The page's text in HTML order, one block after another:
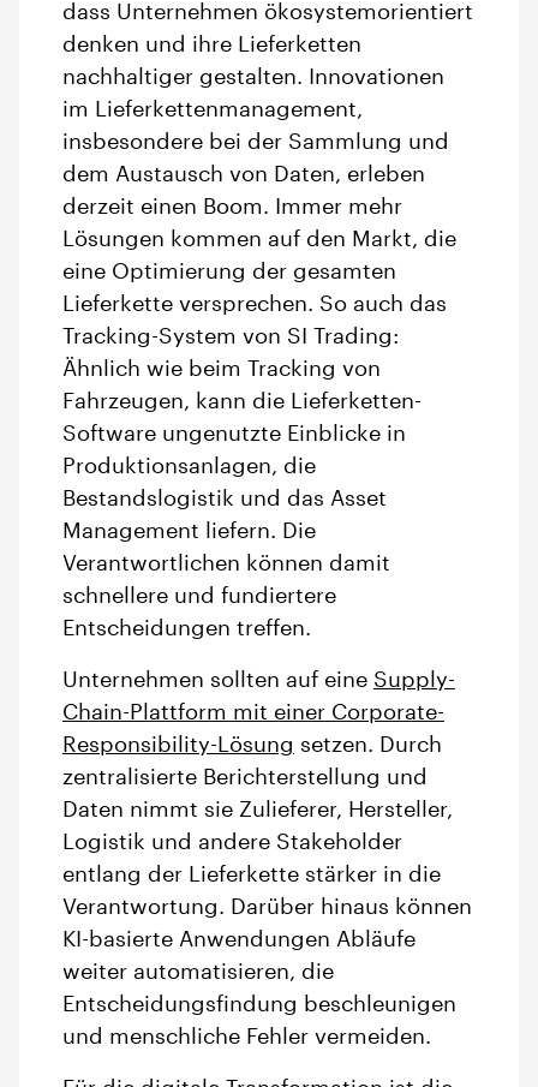
dass Unternehmen ökosystemorientiert
denken und ihre Lieferketten
nachhaltiger gestalten. Innovationen
im Lieferkettenmanagement,
insbesondere bei der Sammlung und
dem Austausch von Daten, erleben
derzeit einen Boom. Immer mehr
Lösungen kommen auf den Markt, die
eine Optimierung der gesamten
Lieferkette versprechen. So auch das
Tracking-System von SI Trading:
Ähnlich wie beim Tracking von
Fahrzeugen, kann die Lieferketten-
Software ungenutzte Einblicke in
Produktionsanlagen, die
Bestandslogistik und das Asset
Management liefern. Die
Verantwortlichen können damit
schnellere und fundiertere
Entscheidungen treffen.
Unternehmen sollten auf eine Supply-
Chain-Plattform mit einer Corporate-
Responsibility-Lösung setzen. Durch
zentralisierte Berichterstellung und
Daten nimmt sie Zulieferer, Hersteller,
Logistik und andere Stakeholder
entlang der Lieferkette stärker in die
Verantwortung. Darüber hinaus können
KI-basierte Anwendungen Abläufe
weiter automatisieren, die
Entscheidungsfindung beschleunigen
und menschliche Fehler vermeiden.